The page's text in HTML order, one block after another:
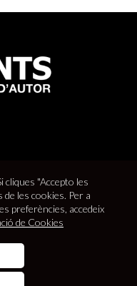
en Xarxa |
cliques "Accepto les
de les cookies. Per a
preferències, accedeix
de Cookies